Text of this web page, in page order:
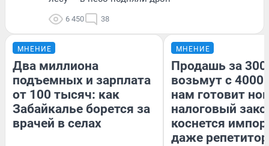
6 450 38
МНЕНИЕ
Два миллиона
подъемных и зарплата
от 100 тысяч: как
Забайкалье борется за
врачей в селах
МНЕНИЕ
Продашь за
возьмут с
нам готовит
налоговый
коснется
даже